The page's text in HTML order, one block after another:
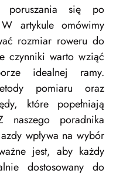
poruszania się po
artykule omówimy
rozmiar roweru do
czynniki warto wziąć
idealnej ramy.
pomiaru oraz
które popełniają
poradnika
wpływa na wybór
jest, aby każdy
dostosowany do